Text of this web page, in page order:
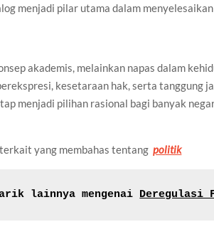
menjadi pilar utama dalam
akademis, melainkan napas dalam
kesetaraan hak, serta tanggung
menjadi pilihan rasional bagi banyak
yang membahas tentang politik
lainnya mengenai Deregulasi